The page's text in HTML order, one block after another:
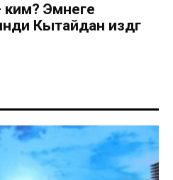
Эмнеге
Кытайдан издөөгө